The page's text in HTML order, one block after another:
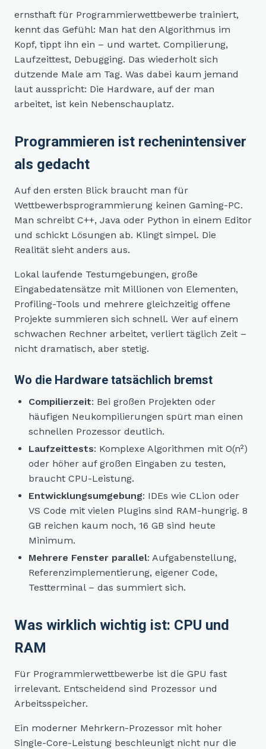
ernsthaft für Programmierwettbewerbe trainiert,
kennt das Gefühl: Man hat den Algorithmus im
Kopf, tippt ihn ein – und wartet. Compilierung,
Laufzeittest, Debugging. Das wiederholt sich
dutzende Male am Tag. Was dabei kaum jemand
laut ausspricht: Die Hardware, auf der man
arbeitet, ist kein Nebenschauplatz.
Programmieren ist rechenintensiver
als gedacht
Auf den ersten Blick braucht man für
Wettbewerbsprogrammierung keinen Gaming-PC.
Man schreibt C++, Java oder Python in einem Editor
und schickt Lösungen ab. Klingt simpel. Die
Realität sieht anders aus.
Lokal laufende Testumgebungen, große
Eingabedatensätze mit Millionen von Elementen,
Profiling-Tools und mehrere gleichzeitig offene
Projekte summieren sich schnell. Wer auf einem
schwachen Rechner arbeitet, verliert täglich Zeit –
nicht dramatisch, aber stetig.
Wo die Hardware tatsächlich bremst
Compilierzeit: Bei großen Projekten oder
häufigen Neukompilierungen spürt man einen
schnellen Prozessor deutlich.
Laufzeittests: Komplexe Algorithmen mit O(n²)
oder höher auf großen Eingaben zu testen,
braucht CPU-Leistung.
Entwicklungsumgebung: IDEs wie CLion oder
VS Code mit vielen Plugins sind RAM-hungrig. 8
GB reichen kaum noch, 16 GB sind heute
Minimum.
Mehrere Fenster parallel: Aufgabenstellung,
Referenzimplementierung, eigener Code,
Testterminal – das summiert sich.
Was wirklich wichtig ist: CPU und
RAM
Für Programmierwettbewerbe ist die GPU fast
irrelevant. Entscheidend sind Prozessor und
Arbeitsspeicher.
Ein moderner Mehrkern-Prozessor mit hoher
Single-Core-Leistung beschleunigt nicht nur die